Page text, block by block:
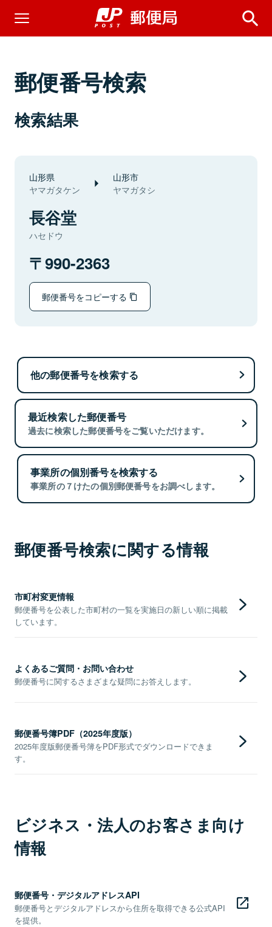
郵便番号検索
検索結果
山形県
ヤマガタケン
山形市
ヤマガタシ
長谷堂
ハセドウ
990-2363
郵便番号をコピーする
他の郵便番号を検索する
最近検索した郵便番号
過去に検索した郵便番号をご覧いただけます。
事業所の個別番号を検索する
事業所の７けたの個別郵便番号をお調べします。
郵便番号検索に関する情報
市町村変更情報
郵便番号を公表した市町村の一覧を実施日の新しい順に掲載
しています。
よくあるご質問・お問い合わせ
郵便番号に関するさまざまな疑問にお答えします。
郵便番号簿PDF（2025年度版）
2025年度版郵便番号簿をPDF形式でダウンロードできま
す。
ビジネス・法人のお客さま向け
情報
郵便番号・デジタルアドレスAPI
郵便番号とデジタルアドレスから住所を取得できる公式API
を提供。